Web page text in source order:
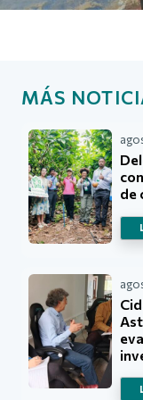
MÁS
de